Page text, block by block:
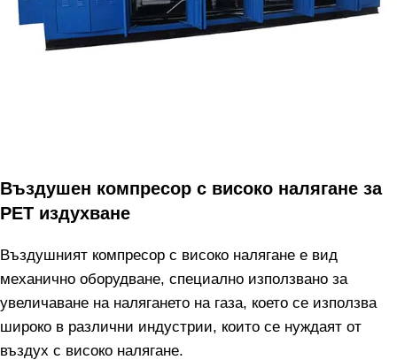
Въздушен компресор с високо налягане за
PET издухване
Въздушният компресор с високо налягане е вид
механично оборудване, специално използвано за
увеличаване на налягането на газа, което се използва
широко в различни индустрии, които се нуждаят от
въздух с високо налягане.